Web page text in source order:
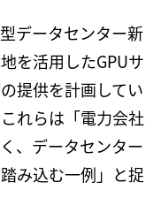
データセンター新
を活用したGPUサ
提供を計画してい
れらは「電力会社
、データセンター
み込む一例」と捉